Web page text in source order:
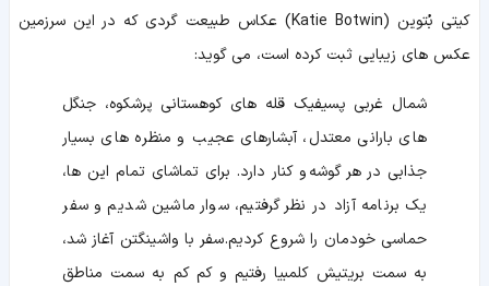
کیتی بُتوین (Katie Botwin) عکاس طبیعت گردی که در این سرزمین
عکس های زیبایی ثبت کرده است، می گوید:
شمال غربی پسیفیک قله‌ های کوهستانی پرشکوه، جنگل
های بارانی معتدل، آبشارهای عجیب و منظره های بسیار
جذابی در هر گوشه و کنار دارد. برای تماشای تمام این ها،
یک برنامه آزاد در نظر گرفتیم، سوار ماشین شدیم و سفر
حماسی خودمان را شروع کردیم. سفر با واشینگتن آغاز شد،
به سمت بریتیش کلمبیا رفتیم و کم کم به سمت مناطق